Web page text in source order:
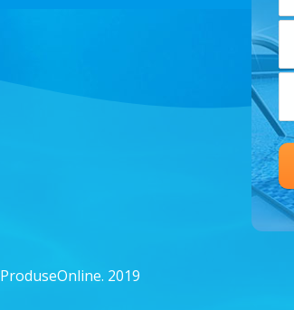
ProduseOnline. 2019